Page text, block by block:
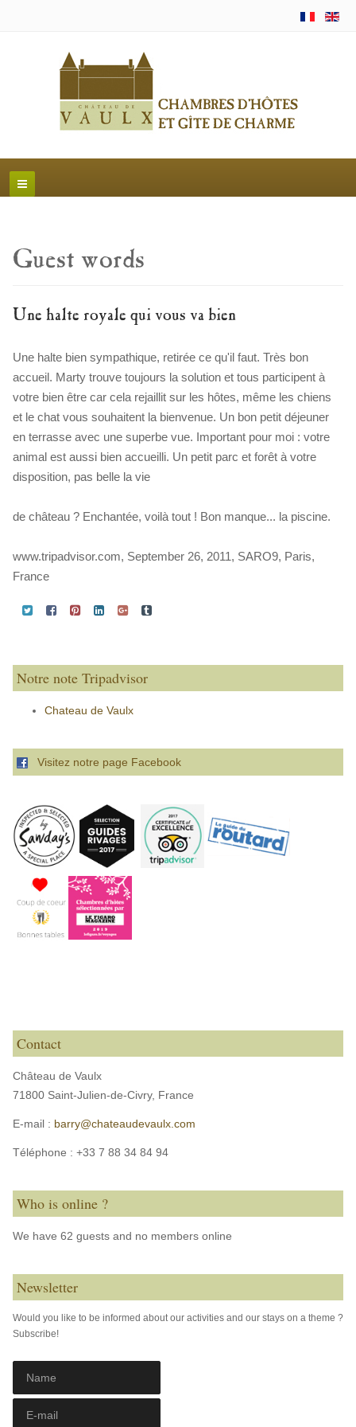
Guest words
Une halte royale qui vous va bien
Une halte bien sympathique, retirée ce qu'il faut. Très bon
accueil. Marty trouve toujours la solution et tous participent à
votre bien être car cela rejaillit sur les hôtes, même les chiens
et le chat vous souhaitent la bienvenue. Un bon petit déjeuner
en terrasse avec une superbe vue. Important pour moi : votre
animal est aussi bien accueilli. Un petit parc et forêt à votre
disposition, pas belle la vie
de château ? Enchantée, voilà tout ! Bon manque... la piscine.
www.tripadvisor.com, September 26, 2011, SARO9, Paris,
France
Notre note Tripadvisor
Chateau de Vaulx
Visitez notre page Facebook
Contact
Château de Vaulx
71800 Saint-Julien-de-Civry, France
E-mail : barry@chateaudevaulx.com
Téléphone : +33 7 88 34 84 94
Who is online ?
We have 62 guests and no members online
Newsletter
Would you like to be informed about our activities and our stays on a theme ?
Subscribe!